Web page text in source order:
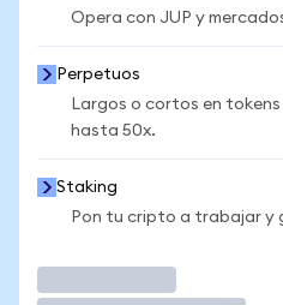
Opera con JUP y
Perpetuos
Largos o cortos en
hasta 50x.
Staking
Pon tu cripto a trabajar y